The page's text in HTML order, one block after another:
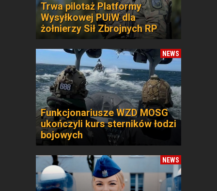
Trwa pilotaż Platformy
Wysyłkowej PUiW dla
żołnierzy Sił Zbrojnych RP
NEWS
Funkcjonariusze WZD MOSG
ukończyli kurs sterników łodzi
bojowych
NEWS